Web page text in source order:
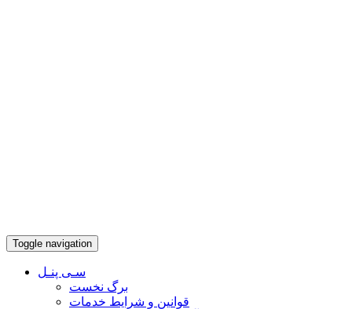
Toggle navigation
سـی پنـل
برگ نخست
قوانین و شرایط خدمات